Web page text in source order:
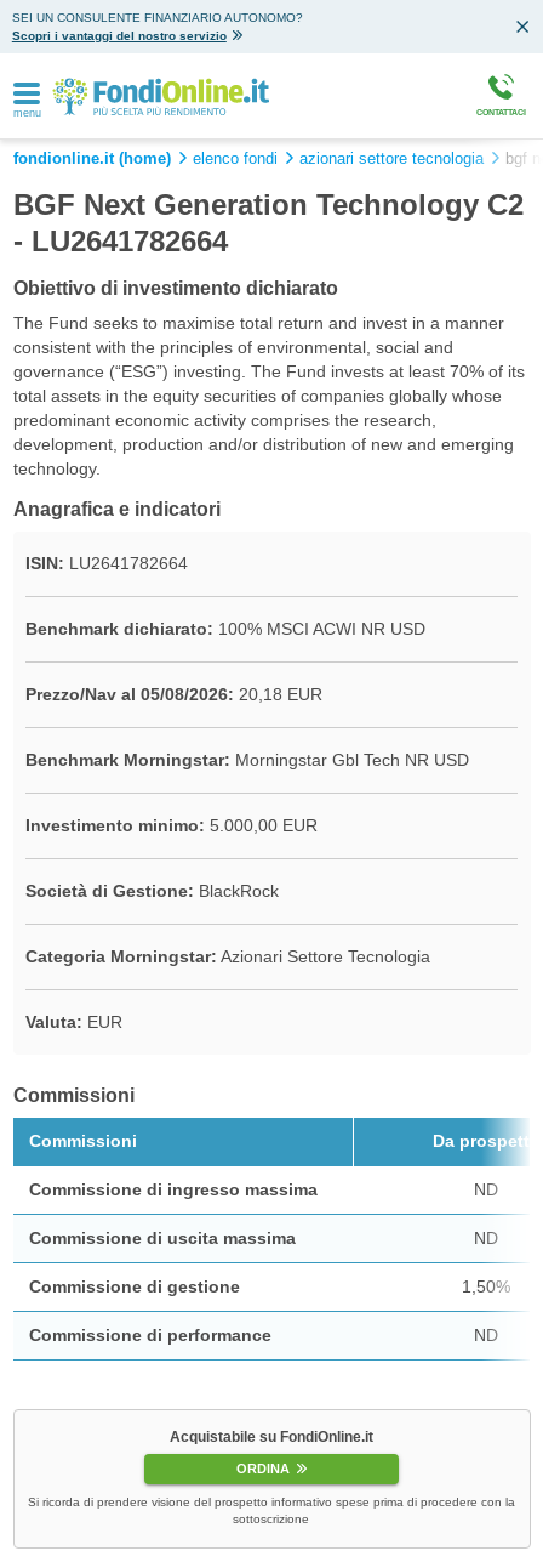
SEI UN CONSULENTE FINANZIARIO AUTONOMO?
Scopri i vantaggi del nostro servizio
menu CONTATTACI
fondionline.it (home) elenco fondi azionari settore tecnologia bgf
BGF Next Generation Technology C2
- LU2641782664
Obiettivo di investimento dichiarato
The Fund seeks to maximise total return and invest in a manner
consistent with the principles of environmental, social and
governance (“ESG”) investing. The Fund invests at least 70% of its
total assets in the equity securities of companies globally whose
predominant economic activity comprises the research,
development, production and/or distribution of new and emerging
technology.
Anagrafica e indicatori
ISIN: LU2641782664
Benchmark dichiarato: 100% MSCI ACWI NR USD
Prezzo/Nav al 05/08/2026: 20,18 EUR
Benchmark Morningstar: Morningstar Gbl Tech NR USD
Investimento minimo: 5.000,00 EUR
Società di Gestione: BlackRock
Categoria Morningstar: Azionari Settore Tecnologia
Valuta: EUR
Commissioni
Commissioni Da prospetto
Commissione di ingresso massima ND
Commissione di uscita massima ND
Commissione di gestione 1,50%
Commissione di performance ND
Acquistabile su FondiOnline.it
ORDINA
Si ricorda di prendere visione del prospetto informativo spese prima di procedere con la
sottoscrizione